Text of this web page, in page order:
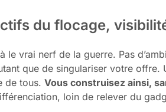
du flocage,
le vrai nerf de la guerre. Pas
que de singulariser votre offre.
de tous. Vous construisez ainsi,
loin de relever du